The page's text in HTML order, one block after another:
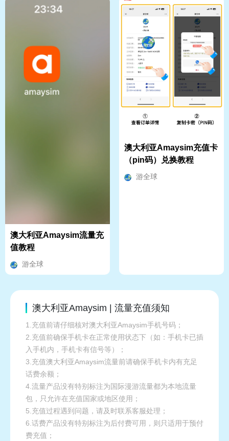
澳大利亚Amaysim流量充
值教程
游全球
澳大利亚Amaysim充值卡
（pin码）兑换教程
游全球
澳大利亚Amaysim | 流量充值须知
1.充值前请仔细核对澳大利亚Amaysim手机号码；
2.充值前确保手机卡在正常使用状态下（如：手机卡已插
入手机内，手机卡有信号等）；
3.充值澳大利亚Amaysim流量前请确保手机卡内有充足
话费余额；
4.流量产品没有特别标注为国际漫游流量都为本地流量
包，只允许在充值国家或地区使用；
5.充值过程遇到问题，请及时联系客服处理；
6.话费产品没有特别标注为后付费可用，则只适用于预付
费充值；